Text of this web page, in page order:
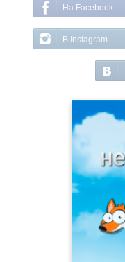
На Facebook
В Instagram